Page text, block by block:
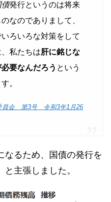
債発行というのは将来
なのでありまして、
ろいろな対策をして
私たちは肝に銘じな
要なんだろう という
。
会 第3号 令和3年1月26
なるため、国債の発行を
主張しました。